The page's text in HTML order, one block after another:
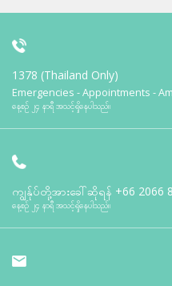
1378 (Thailand Only)
Emergencies - Appointments -
နေ့စဉ် ၂၄ နာရီ အသင့်ရှိနေပါသည်။
ကျွန်ုပ်တို့အားခေါ်ဆိုရန် +66 2066
နေ့စဉ် ၂၄ နာရီ အသင့်ရှိနေပါသည်။